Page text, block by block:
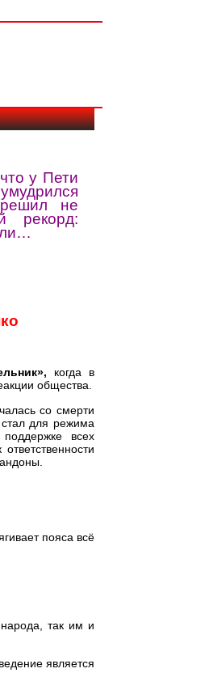
у Пети
не
рекорд:
когда в
общества.
со смерти
стал для режима
всех
пояса всё
так им и
является